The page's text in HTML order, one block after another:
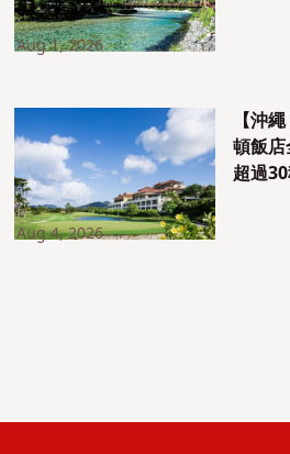
Aug 1, 2026
【沖
頓飯
超過
Aug 4, 2026